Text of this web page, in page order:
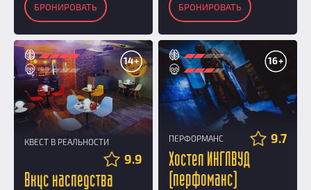
БРОНИРОВАТЬ БРОНИРОВАТЬ
14+
КВЕСТ В РЕАЛЬНОСТИ
9.9
Вкус наследства
16+
ПЕРФОРМАНС 9.7
Хостел ИНГЛВУД
(перфоманс)